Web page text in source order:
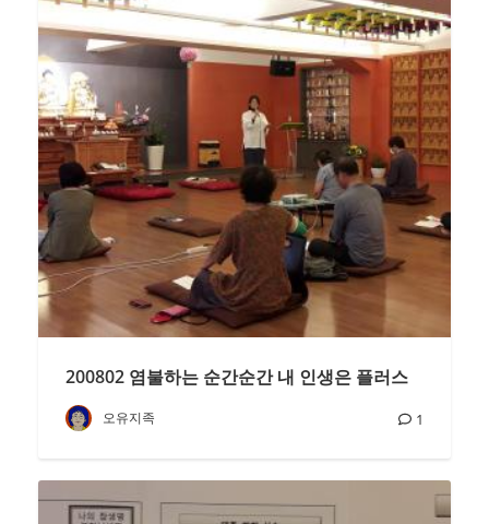
200802 염불하는 순간순간 내 인생은 플러스
오유지족 1